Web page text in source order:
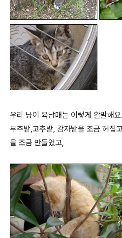
우리 냥이 육남매는 이렇게 활발해요.
부추밭,고추밭, 감자밭을 조금 헤집
을 조금 만들었고,